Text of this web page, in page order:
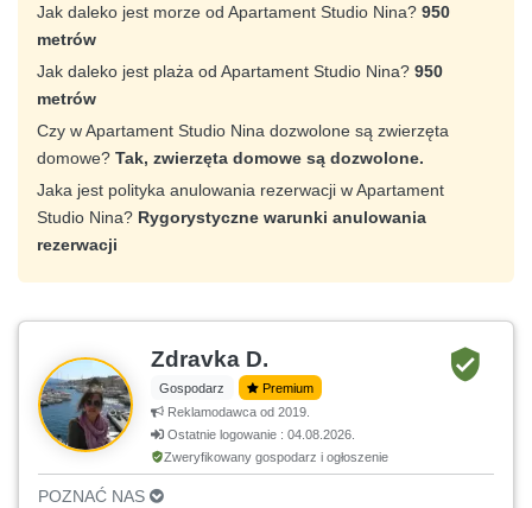
Jak daleko jest morze od Apartament Studio Nina? 950
metrów
Jak daleko jest plaża od Apartament Studio Nina? 950
metrów
Czy w Apartament Studio Nina dozwolone są zwierzęta
domowe? Tak, zwierzęta domowe są dozwolone.
Jaka jest polityka anulowania rezerwacji w Apartament
Studio Nina? Rygorystyczne warunki anulowania
rezerwacji
Zdravka D.
Gospodarz
Premium
Reklamodawca od 2019.
Ostatnie logowanie : 04.08.2026.
Zweryfikowany gospodarz i ogłoszenie
POZNAĆ NAS